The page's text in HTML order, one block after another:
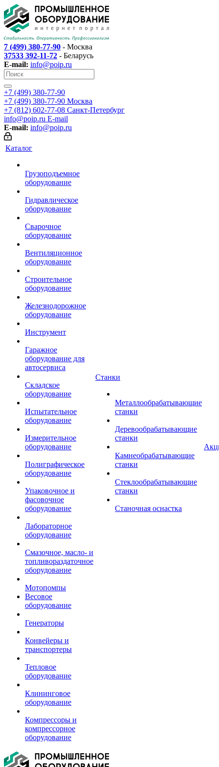
7 (499) 380-77-90 - Москва
37533 392-11-72 - Беларусь
E-mail: info@poip.ru
+7 (499) 380-77-90
+7 (499) 380-77-90 Москва
+7 (812) 602-77-08 Санкт-Петербург
info@poip.ru E-mail
E-mail: info@poip.ru
Каталог
Грузоподъемное
оборудование
Гидравлическое
оборудование
Сварочное
оборудование
Вентиляционное
оборудование
Строительное
оборудование
Железнодорожное
оборудование
Инструмент
Гаражное
оборудование для
автосервиса
Складское
оборудование
Испытательное
оборудование
Измерительное
оборудование
Полиграфическое
оборудование
Упаковочное и
фасовочное
оборудование
Лабораторное
оборудование
Смазочное, масло- и
топливораздаточное
оборудование
Мотопомпы
Весовое
оборудование
Генераторы
Конвейеры и
транспортеры
Тепловое
оборудование
Клининговое
оборудование
Компрессоры и
компрессорное
оборудование
Станки
Металлообрабатывающие
станки
Деревообрабатывающие
станки
Камнеобрабатывающие
станки
Стеклообрабатывающие
станки
Станочная оснастка